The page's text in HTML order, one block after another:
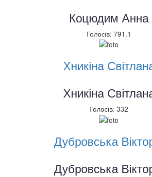
Коцюдим Анна
Голосів: 791.1
Хникіна
Хникіна
Голосів: 332
Дубровська
Дубровська